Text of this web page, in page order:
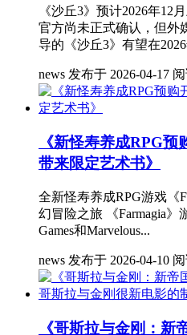
《沙丘3》预计2026年12
官方尚未正式确认，但外
导的《沙丘3》有望在
news 发布于 2026-04-17 阅
《新怪寿养成RPG
带来限定艺术书》
全新怪寿养成RPG游戏《
幻冒险之旅 《Farmagia
Games和Marvelous...
news 发布于 2026-04-10 阅
《哥斯拉与金刚：新